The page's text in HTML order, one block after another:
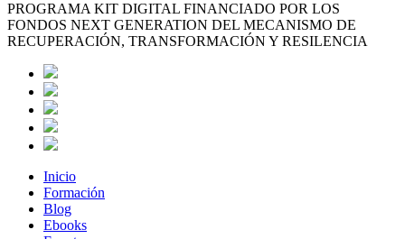
PROGRAMA KIT DIGITAL FINANCIADO POR LOS
FONDOS NEXT GENERATION DEL MECANISMO DE
RECUPERACIÓN, TRANSFORMACIÓN Y RESILENCIA
Inicio
Formación
Blog
Ebooks